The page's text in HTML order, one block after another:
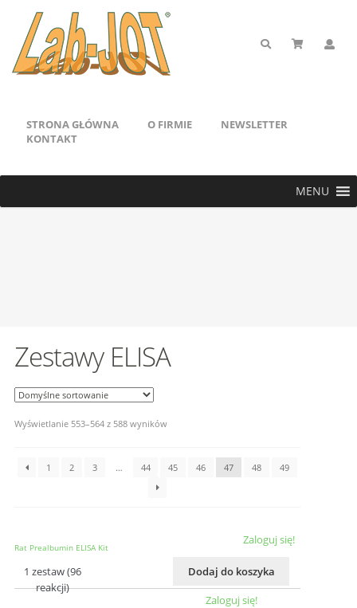
STRONA GŁÓWNA O FIRMIE
NEWSLETTER
KONTAKT
MENU
Zestawy ELISA
Wyświetlanie 553–564 z 588 wyników
1 2 3 … 44 45 46 47 48 49
Rat Prealbumin ELISA Kit
1 zestaw (96
reakcji)
Zaloguj się!
Dodaj do koszyka
Zaloguj się!